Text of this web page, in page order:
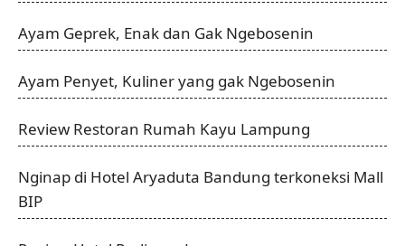
Ayam Geprek, Enak dan Gak Ngebosenin
Ayam Penyet, Kuliner yang gak Ngebosenin
Review Restoran Rumah Kayu Lampung
Nginap di Hotel Aryaduta Bandung terkoneksi Mall
BIP